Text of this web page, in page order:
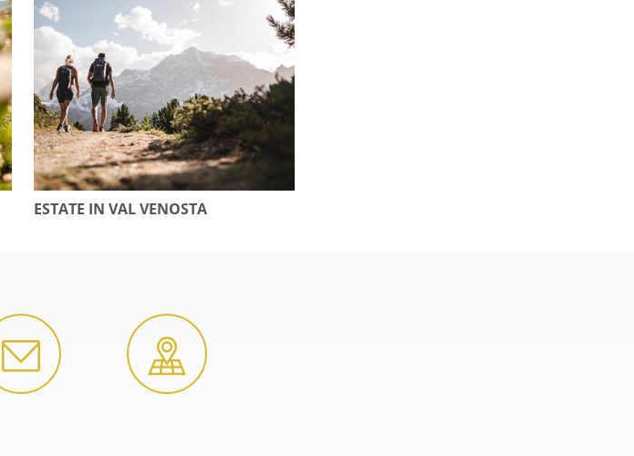
ESTATE IN VAL VENOSTA